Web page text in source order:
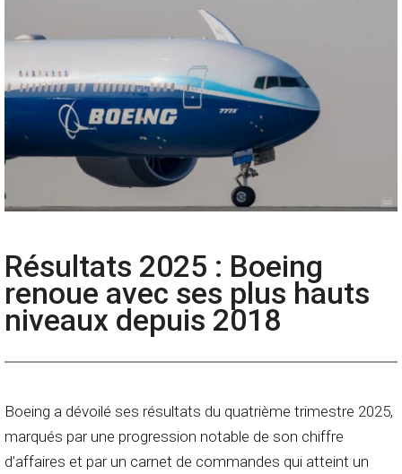
Résultats 2025 : Boeing
renoue avec ses plus hauts
niveaux depuis 2018
Boeing a dévoilé ses résultats du quatrième trimestre 2025,
marqués par une progression notable de son chiffre
d’affaires et par un carnet de commandes qui atteint un